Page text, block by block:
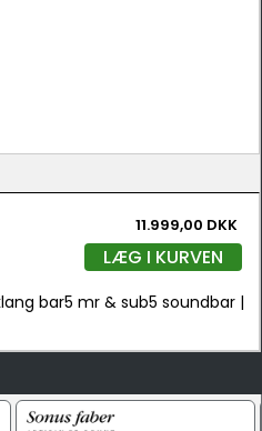
11.999,00 DKK
LÆG I KURVEN
bar5 mr & sub5 soundbar |